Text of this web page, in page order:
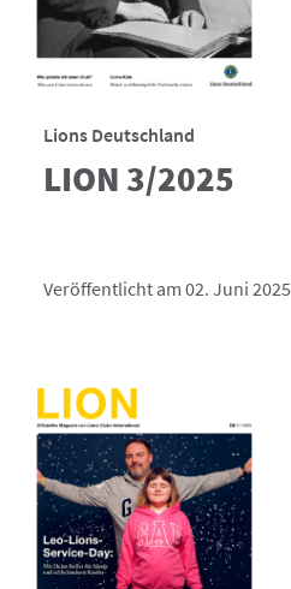
Lions Deutschland
LION 3/2025
Veröffentlicht am 02. Juni 2025